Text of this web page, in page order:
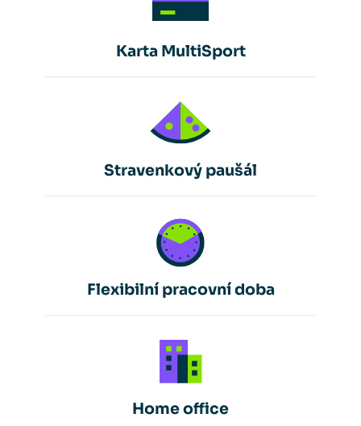
Karta MultiSport
Stravenkový paušál
Flexibilní pracovní doba
Home office